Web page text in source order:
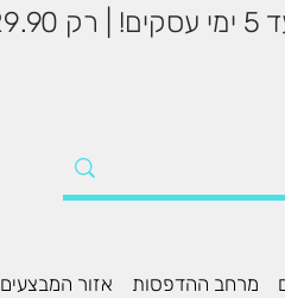
מרחב ההדפסות אזור המבצעים